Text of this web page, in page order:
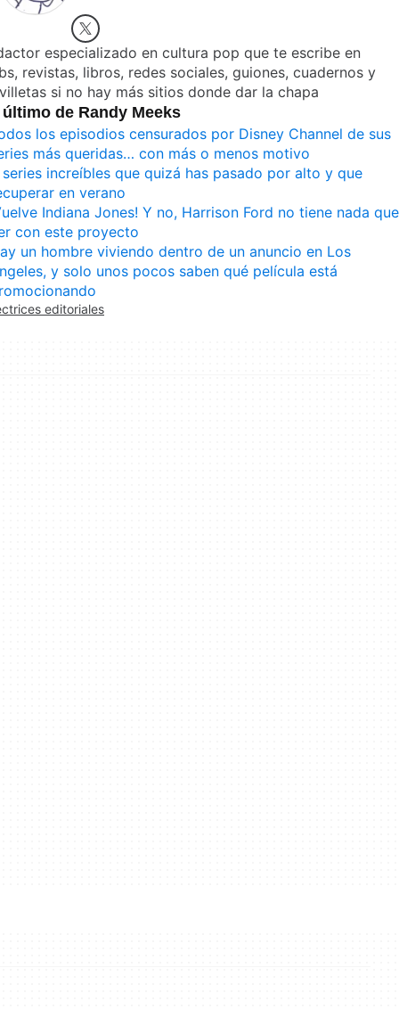
especializado en cultura pop que te escribe en
revistas, libros, redes sociales, guiones, cuadernos y
si no hay más sitios donde dar la chapa
de Randy Meeks
los episodios censurados por Disney Channel de sus
más queridas… con más o menos motivo
increíbles que quizá has pasado por alto y que
en verano
Indiana Jones! Y no, Harrison Ford no tiene nada que
con este proyecto
un hombre viviendo dentro de un anuncio en Los
y solo unos pocos saben qué película está
editoriales